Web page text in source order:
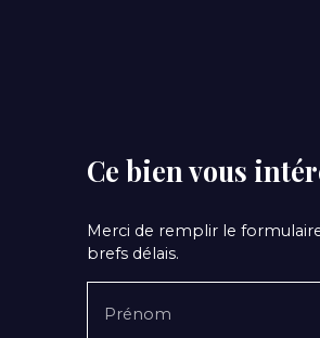
Ce bien vous
Merci de remplir le
brefs délais.
Prénom